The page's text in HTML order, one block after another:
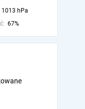
1013 hPa
67%